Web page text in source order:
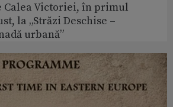
Calea Victoriei, în primul
la „Străzi Deschise –
urbană”